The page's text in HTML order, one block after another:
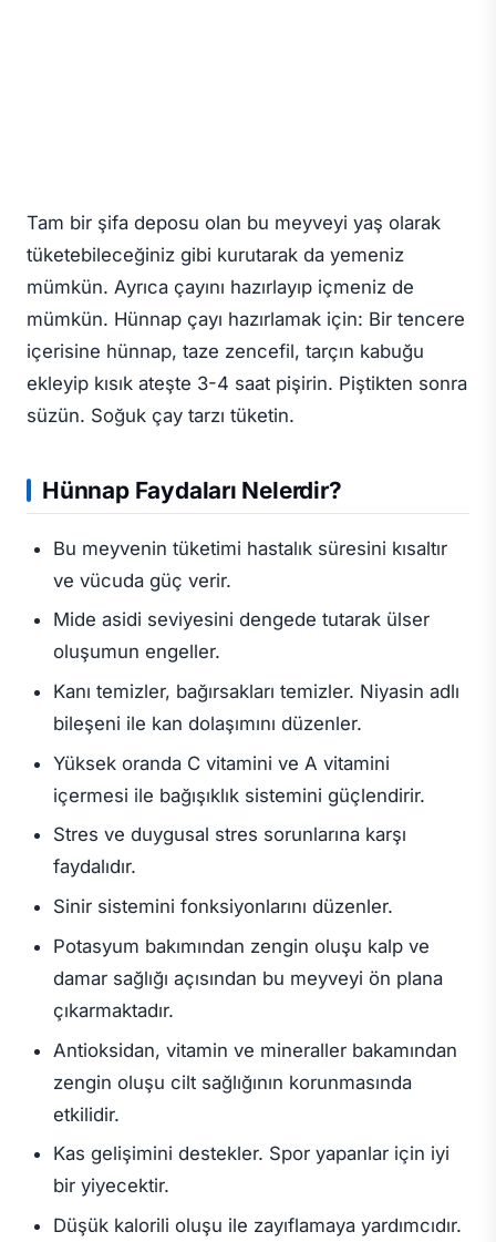
Tam bir şifa deposu olan bu meyveyi yaş olarak
tüketebileceğiniz gibi kurutarak da yemeniz
mümkün. Ayrıca çayını hazırlayıp içmeniz de
mümkün. Hünnap çayı hazırlamak için: Bir tencere
içerisine hünnap, taze zencefil, tarçın kabuğu
ekleyip kısık ateşte 3-4 saat pişirin. Piştikten sonra
süzün. Soğuk çay tarzı tüketin.
Hünnap Faydaları Nelerdir?
Bu meyvenin tüketimi hastalık süresini kısaltır
ve vücuda güç verir.
Mide asidi seviyesini dengede tutarak ülser
oluşumun engeller.
Kanı temizler, bağırsakları temizler. Niyasin adlı
bileşeni ile kan dolaşımını düzenler.
Yüksek oranda C vitamini ve A vitamini
içermesi ile bağışıklık sistemini güçlendirir.
Stres ve duygusal stres sorunlarına karşı
faydalıdır.
Sinir sistemini fonksiyonlarını düzenler.
Potasyum bakımından zengin oluşu kalp ve
damar sağlığı açısından bu meyveyi ön plana
çıkarmaktadır.
Antioksidan, vitamin ve mineraller bakamından
zengin oluşu cilt sağlığının korunmasında
etkilidir.
Kas gelişimini destekler. Spor yapanlar için iyi
bir yiyecektir.
Düşük kalorili oluşu ile zayıflamaya yardımcıdır.